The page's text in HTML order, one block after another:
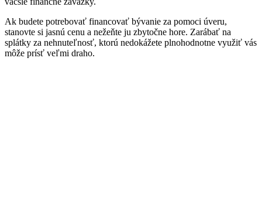
Ak budete potrebovať financovať bývanie za pomoci úveru,
stanovte si jasnú cenu a nežeňte ju zbytočne hore. Zarábať na
splátky za nehnuteľnosť, ktorú nedokážete plnohodnotne využiť vás
môže prísť veľmi draho.